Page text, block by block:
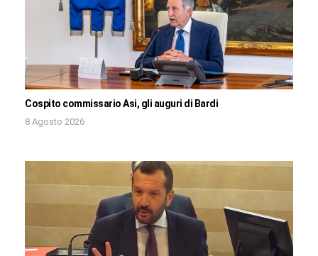
Cospito commissario Asi, gli auguri di Bardi
8 Agosto 2026